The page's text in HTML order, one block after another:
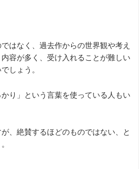
はなく、過去作からの世界観や考え
容が多く、受け入れることが難しい
しょう。
り」という言葉を使っている人もい
、絶賛するほどのものではない、と